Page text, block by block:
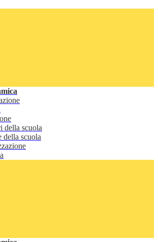
della scuola
della scuola